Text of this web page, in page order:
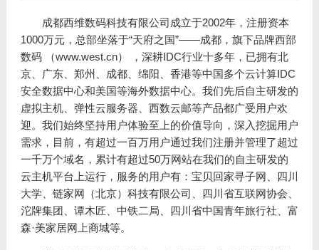
成都西维数码科技有限公司成立于2002年，注册资本
1000万元，总部坐落于“天府之国”——成都，旗下品牌西部
数码 （www.west.cn） ，深耕IDC行业十多年，已拥有北
京、广东、郑州、成都、绵阳、香港等中国多个云计算IDC
安全数据中心和美国等海外数据中心。我们先后自主研发的
虚拟主机、弹性云服务器、西数云邮等产品都广受用户欢
迎。我们始终坚持用户体验至上的价值导向，深入挖掘用户
需求，目前，有超过一百万用户通过我们注册并管理了超过
一千万个域名，累计有超过50万网站在我们的自主研发的
云主机平台上运行，服务的用户有：宝贝回家寻子网、四川
大学、链家网（北京）科技有限公司、四川省互联网协会、
沱牌集团、谭木匠、中铁二局、四川省中国青年旅行社、富
森·美家居网上商城等。